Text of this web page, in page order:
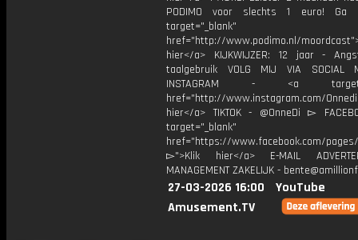
PODIMO voor slechts 1 euro! Ga
target="_blank"
href="http://www.podimo.nl/
hier</a> KIJKWIJZER: 12 jaar -
taalgebruik VOLG MIJ VIA SOCIAL
INSTAGRAM - <a
href="http://www.instagram.com/
hier</a> TIKTOK - @OnneDi ▻
target="_blank"
href="https://www.facebook.com/pages/
▻">Klik hier</a> E-MAIL
MANAGEMENT ZAKELIJK -
27-03-2026 16:00
YouTube
Amusement.TV